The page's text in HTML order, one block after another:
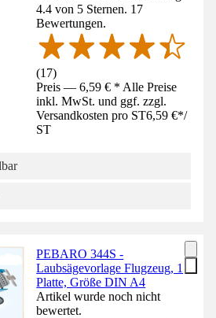
4.4 von 5 Sternen. 17
Bewertungen.
(17)
Preis — 6,59 € * Alle Preise
inkl. MwSt. und ggf. zzgl.
Versandkosten pro ST6,59 €*/
ST
PEBARO 344S -
Laubsägevorlage Flugzeug, 1
Platte, Größe DIN A4
Artikel wurde noch nicht
bewertet.